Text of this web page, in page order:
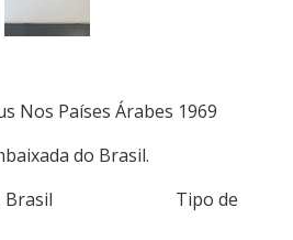
Nos Países Árabes 1969
do Brasil.
Emb. Brasil Tipo de